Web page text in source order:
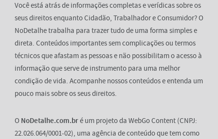
Você está atrás de informações completas e verídicas sobre os
seus direitos enquanto Cidadão, Trabalhador e Consumidor? O
NoDetalhe trabalha para trazer tudo de uma forma simples e
direta. Conteúdos importantes sem complicações ou termos
técnicos que afastam as pessoas e não possibilitam o acesso à
informação que serve de instrumento para uma melhor
condição de vida. Acompanhe nossos conteúdos e entenda um
pouco mais sobre os seus direitos.
O NoDetalhe.com.bré um projeto da WebGo Content (CNPJ:
22.026.064/0001-02), uma agência de conteúdo que tem como